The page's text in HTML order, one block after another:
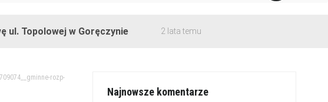
w Goręczynie 2 lata temu
rozp-
Najnowsze komentarze